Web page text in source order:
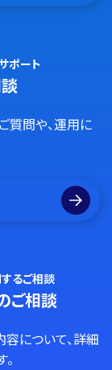
ポート
質問や、運用に
るご相談
ご相談
について、詳細